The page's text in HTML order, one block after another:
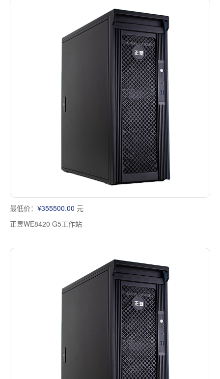
最低价： ¥355500.00 元
正昱WE8420 G5工作站